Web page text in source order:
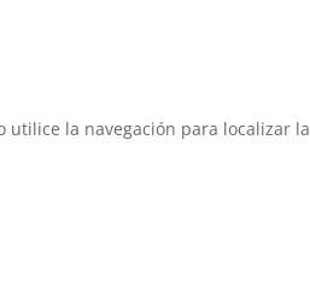
utilice la navegación para localizar la